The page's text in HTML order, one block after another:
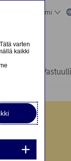
Suomi
varten
kaikki